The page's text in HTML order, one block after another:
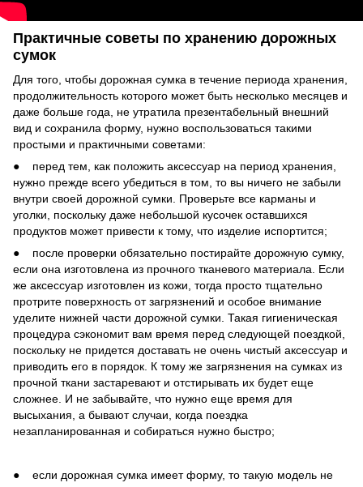
Практичные советы по хранению дорожных
сумок
Для того, чтобы дорожная сумка в течение периода хранения,
продолжительность которого может быть несколько месяцев и
даже больше года, не утратила презентабельный внешний
вид и сохранила форму, нужно воспользоваться такими
простыми и практичными советами:
● перед тем, как положить аксессуар на период хранения,
нужно прежде всего убедиться в том, то вы ничего не забыли
внутри своей дорожной сумки. Проверьте все карманы и
уголки, поскольку даже небольшой кусочек оставшихся
продуктов может привести к тому, что изделие испортится;
● после проверки обязательно постирайте дорожную сумку,
если она изготовлена из прочного тканевого материала. Если
же аксессуар изготовлен из кожи, тогда просто тщательно
протрите поверхность от загрязнений и особое внимание
уделите нижней части дорожной сумки. Такая гигиеническая
процедура сэкономит вам время перед следующей поездкой,
поскольку не придется доставать не очень чистый аксессуар и
приводить его в порядок. К тому же загрязнения на сумках из
прочной ткани застаревают и отстирывать их будет еще
сложнее. И не забывайте, что нужно еще время для
высыхания, а бывают случаи, когда поездка
незапланированная и собираться нужно быстро;
● если дорожная сумка имеет форму, то такую модель не